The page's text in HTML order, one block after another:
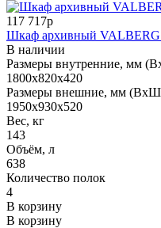
117 717р
Шкаф архивный
В наличии
Размеры внутренние, мм
1800x820x420
Размеры внешние, мм
1950x930x520
Вес, кг
143
Объём, л
638
Количество полок
4
В корзину
В корзину